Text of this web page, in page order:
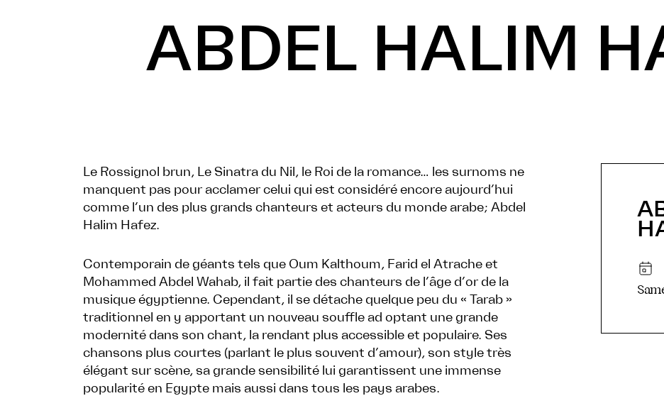
ABDEL HALIM
Le Rossignol brun, Le Sinatra du Nil, le Roi de la romance… les surnoms ne
manquent pas pour acclamer celui qui est considéré encore aujourd’hui
comme l’un des plus grands chanteurs et acteurs du monde arabe; Abdel
Halim Hafez.
Contemporain de géants tels que Oum Kalthoum, Farid el Atrache et
Mohammed Abdel Wahab, il fait partie des chanteurs de l’âge d’or de la
musique égyptienne. Cependant, il se détache quelque peu du « Tarab »
traditionnel en y apportant un nouveau souffle ad optant une grande
modernité dans son chant, la rendant plus accessible et populaire. Ses
chansons plus courtes (parlant le plus souvent d’amour), son style très
élégant sur scène, sa grande sensibilité lui garantissent une immense
popularité en Egypte mais aussi dans tous les pays arabes.